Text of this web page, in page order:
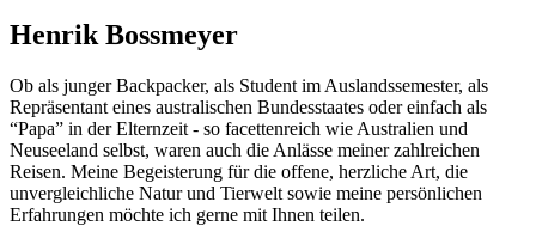
Henrik Bossmeyer
Ob als junger Backpacker, als Student im Auslandssemester, als
Repräsentant eines australischen Bundesstaates oder einfach als
“Papa” in der Elternzeit - so facettenreich wie Australien und
Neuseeland selbst, waren auch die Anlässe meiner zahlreichen
Reisen. Meine Begeisterung für die offene, herzliche Art, die
unvergleichliche Natur und Tierwelt sowie meine persönlichen
Erfahrungen möchte ich gerne mit Ihnen teilen.